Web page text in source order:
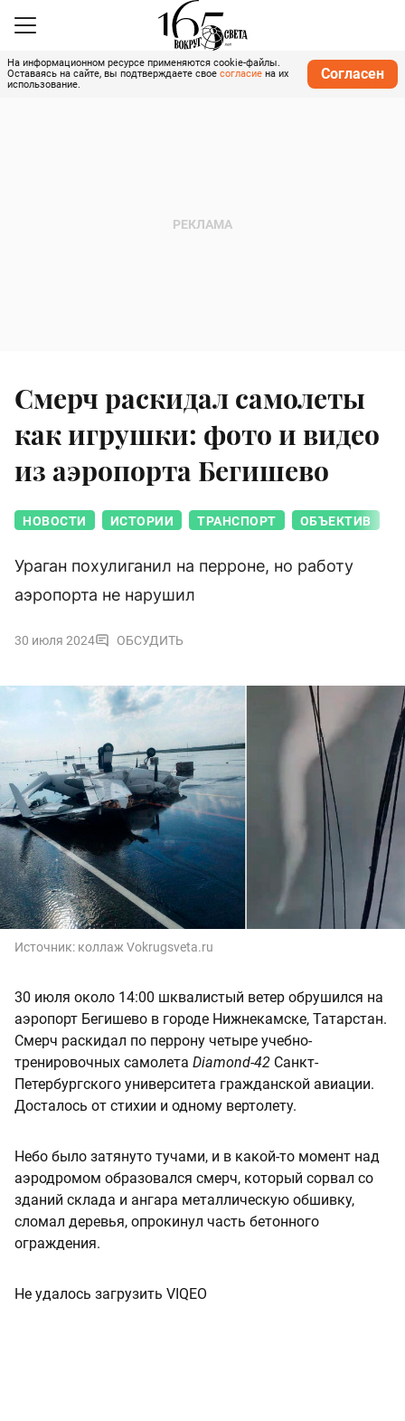
На информационном ресурсе применяются cookie-файлы.
Оставаясь на сайте, вы подтверждаете свое согласие на их
использование.
Согласен
Смерч раскидал самолеты
как игрушки: фото и видео
из аэропорта Бегишево
НОВОСТИ ИСТОРИИ ТРАНСПОРТ ОБЪЕКТИВ
Ураган похулиганил на перроне, но работу
аэропорта не нарушил
30 июля 2024 ОБСУДИТЬ
Источник: коллаж Vokrugsveta.ru
30 июля около 14:00 шквалистый ветер обрушился на
аэропорт Бегишево в городе Нижнекамске, Татарстан.
Смерч раскидал по перрону четыре учебно-
тренировочных самолета Diamond-42 Санкт-
Петербургского университета гражданской авиации.
Досталось от стихии и одному вертолету.
Небо было затянуто тучами, и в какой-то момент над
аэродромом образовался смерч, который сорвал со
зданий склада и ангара металлическую обшивку,
сломал деревья, опрокинул часть бетонного
ограждения.
Не удалось загрузить VIQEO